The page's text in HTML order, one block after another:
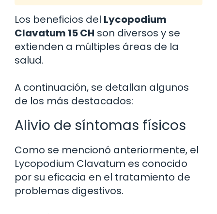
Los beneficios del Lycopodium
Clavatum 15 CH son diversos y se
extienden a múltiples áreas de la
salud.
A continuación, se detallan algunos
de los más destacados:
Alivio de síntomas físicos
Como se mencionó anteriormente, el
Lycopodium Clavatum es conocido
por su eficacia en el tratamiento de
problemas digestivos.